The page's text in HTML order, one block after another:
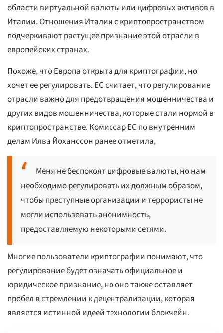
области виртуальной валюты или цифровых активов в
Италии. Отношения Италии с криптопространством
подчеркивают растущее признание этой отрасли в
европейских странах.
Похоже, что Европа открыта для криптографии, но
хочет ее регулировать. ЕС считает, что регулирование
отрасли важно для предотвращения мошенничества и
других видов мошенничества, которые стали нормой в
криптопространстве. Комиссар ЕС по внутренним
делам Илва Йоханссон ранее отметила,
Меня не беспокоят цифровые валюты, но нам
необходимо регулировать их должным образом,
чтобы преступные организации и террористы не
могли использовать анонимность,
предоставляемую некоторыми сетями.
Многие пользователи криптографии понимают, что
регулирование будет означать официальное и
юридическое признание, но оно также оставляет
пробел в стремлении к децентрализации, которая
является истинной идеей технологии блокчейн.